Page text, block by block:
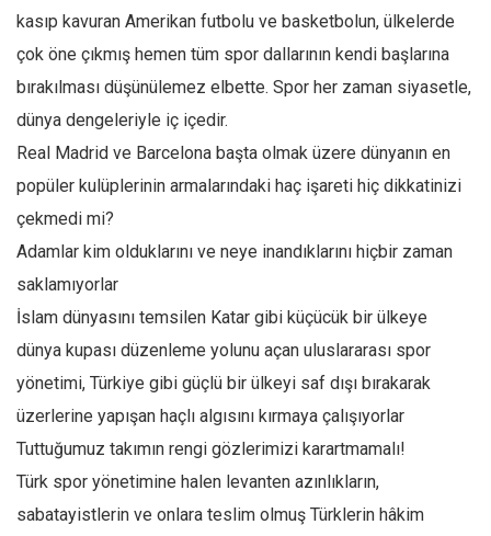
kasıp kavuran Amerikan futbolu ve basketbolun, ülkelerde
çok öne çıkmış hemen tüm spor dallarının kendi başlarına
bırakılması düşünülemez elbette. Spor her zaman siyasetle,
dünya dengeleriyle iç içedir.
Real Madrid ve Barcelona başta olmak üzere dünyanın en
popüler kulüplerinin armalarındaki haç işareti hiç dikkatinizi
çekmedi mi?
Adamlar kim olduklarını ve neye inandıklarını hiçbir zaman
saklamıyorlar
İslam dünyasını temsilen Katar gibi küçücük bir ülkeye
dünya kupası düzenleme yolunu açan uluslararası spor
yönetimi, Türkiye gibi güçlü bir ülkeyi saf dışı bırakarak
üzerlerine yapışan haçlı algısını kırmaya çalışıyorlar
Tuttuğumuz takımın rengi gözlerimizi karartmamalı!
Türk spor yönetimine halen levanten azınlıkların,
sabatayistlerin ve onlara teslim olmuş Türklerin hâkim